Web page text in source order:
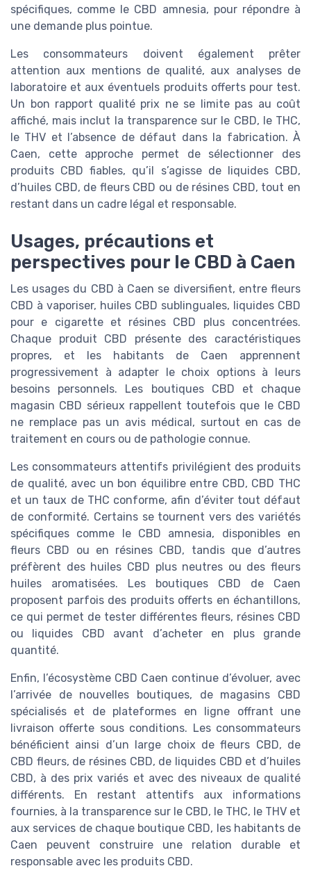
spécifiques, comme le CBD amnesia, pour répondre à
une demande plus pointue.
Les consommateurs doivent également prêter
attention aux mentions de qualité, aux analyses de
laboratoire et aux éventuels produits offerts pour test.
Un bon rapport qualité prix ne se limite pas au coût
affiché, mais inclut la transparence sur le CBD, le THC,
le THV et l’absence de défaut dans la fabrication. À
Caen, cette approche permet de sélectionner des
produits CBD fiables, qu’il s’agisse de liquides CBD,
d’huiles CBD, de fleurs CBD ou de résines CBD, tout en
restant dans un cadre légal et responsable.
Usages, précautions et
perspectives pour le CBD à Caen
Les usages du CBD à Caen se diversifient, entre fleurs
CBD à vaporiser, huiles CBD sublinguales, liquides CBD
pour e cigarette et résines CBD plus concentrées.
Chaque produit CBD présente des caractéristiques
propres, et les habitants de Caen apprennent
progressivement à adapter le choix options à leurs
besoins personnels. Les boutiques CBD et chaque
magasin CBD sérieux rappellent toutefois que le CBD
ne remplace pas un avis médical, surtout en cas de
traitement en cours ou de pathologie connue.
Les consommateurs attentifs privilégient des produits
de qualité, avec un bon équilibre entre CBD, CBD THC
et un taux de THC conforme, afin d’éviter tout défaut
de conformité. Certains se tournent vers des variétés
spécifiques comme le CBD amnesia, disponibles en
fleurs CBD ou en résines CBD, tandis que d’autres
préfèrent des huiles CBD plus neutres ou des fleurs
huiles aromatisées. Les boutiques CBD de Caen
proposent parfois des produits offerts en échantillons,
ce qui permet de tester différentes fleurs, résines CBD
ou liquides CBD avant d’acheter en plus grande
quantité.
Enfin, l’écosystème CBD Caen continue d’évoluer, avec
l’arrivée de nouvelles boutiques, de magasins CBD
spécialisés et de plateformes en ligne offrant une
livraison offerte sous conditions. Les consommateurs
bénéficient ainsi d’un large choix de fleurs CBD, de
CBD fleurs, de résines CBD, de liquides CBD et d’huiles
CBD, à des prix variés et avec des niveaux de qualité
différents. En restant attentifs aux informations
fournies, à la transparence sur le CBD, le THC, le THV et
aux services de chaque boutique CBD, les habitants de
Caen peuvent construire une relation durable et
responsable avec les produits CBD.